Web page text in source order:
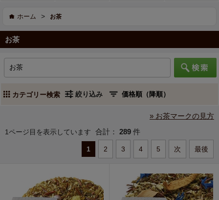
ホーム > お茶
お茶
カテゴリー検索 絞り込み
» お茶マークの見方
1ページ目を表示しています 合計： 289 件
1 2 3 4 5 次 最後